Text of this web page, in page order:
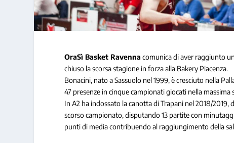
OraSì Basket Ravenna comunica di aver raggiunto
chiuso la scorsa stagione in forza alla Bakery Piacenza.
Bonacini, nato a Sassuolo nel 1999, è cresciuto nella
47 presenze in cinque campionati giocati nella massima
In A2 ha indossato la canotta di Trapani nel 2018/
scorso campionato, disputando 13 partite con
punti di media contribuendo al raggiungimento della